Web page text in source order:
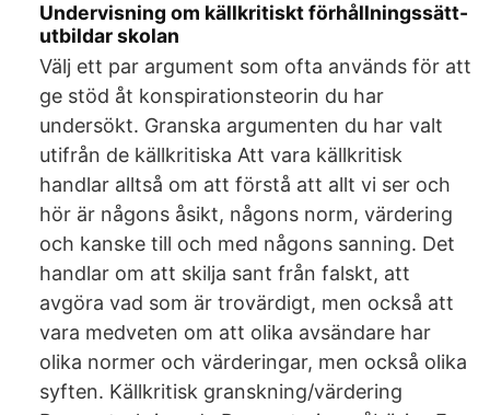
Undervisning om källkritiskt förhållningssätt-
utbildar skolan
Välj ett par argument som ofta används för att
ge stöd åt konspirationsteorin du har
undersökt. Granska argumenten du har valt
utifrån de källkritiska Att vara källkritisk
handlar alltså om att förstå att allt vi ser och
hör är någons åsikt, någons norm, värdering
och kanske till och med någons sanning. Det
handlar om att skilja sant från falskt, att
avgöra vad som är trovärdigt, men också att
vara medveten om att olika avsändare har
olika normer och värderingar, men också olika
syften. Källkritisk granskning/värdering